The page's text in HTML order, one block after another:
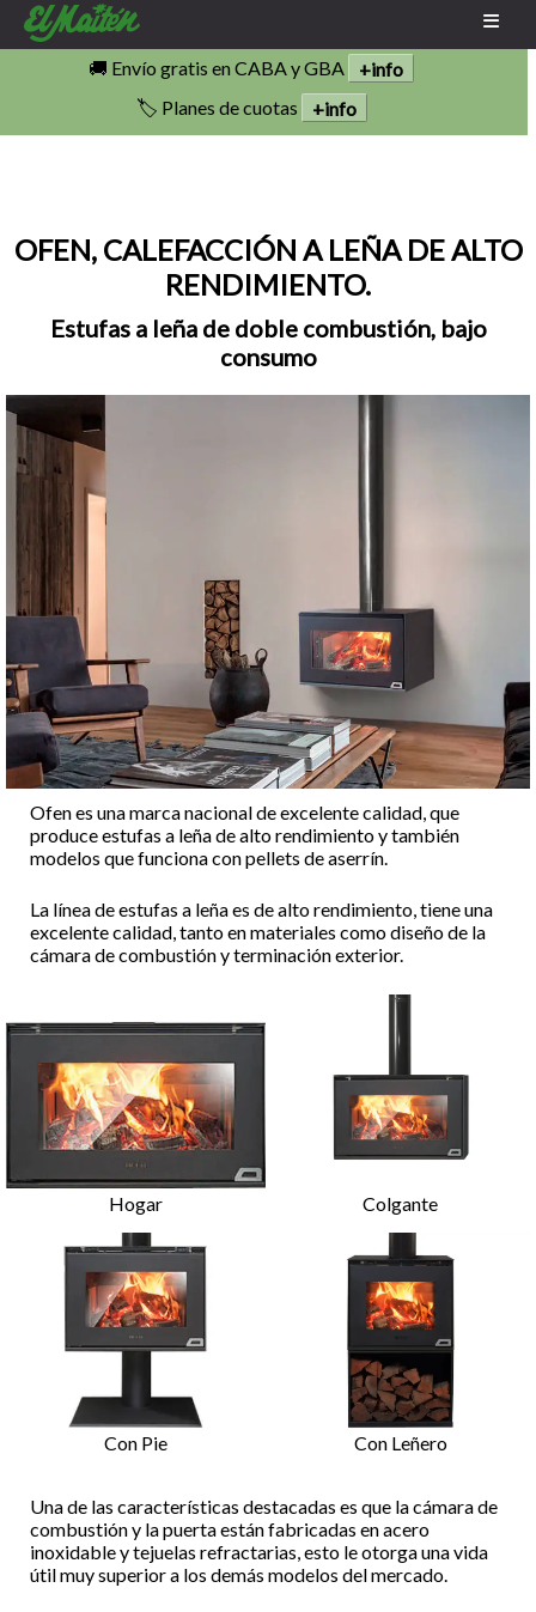
🚚 Envío gratis en CABA y GBA
+info
🏷️ Planes de cuotas
+info
OFEN, CALEFACCIÓN A LEÑA DE ALTO
RENDIMIENTO.
Estufas a leña de doble combustión, bajo
consumo
Ofen es una marca nacional de excelente calidad, que
produce estufas a leña de alto rendimiento y también
modelos que funciona con pellets de aserrín.
La línea de estufas a leña es de alto rendimiento, tiene una
excelente calidad, tanto en materiales como diseño de la
cámara de combustión y terminación exterior.
Hogar Colgante
Con Pie Con Leñero
Una de las características destacadas es que la cámara de
combustión y la puerta están fabricadas en acero
inoxidable y tejuelas refractarias, esto le otorga una vida
útil muy superior a los demás modelos del mercado.